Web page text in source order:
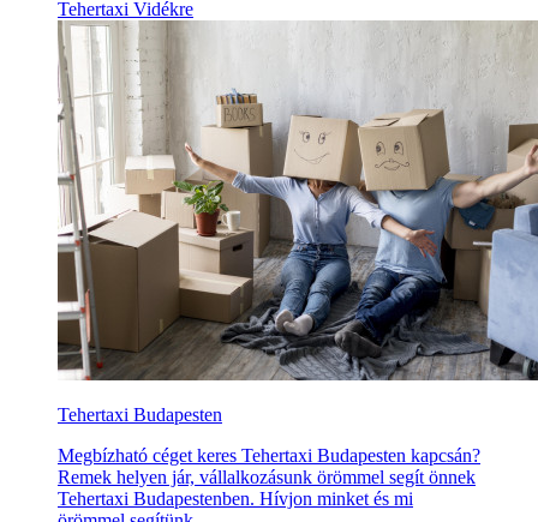
Tehertaxi Vidékre
Tehertaxi Budapesten
Megbízható céget keres Tehertaxi Budapesten kapcsán?
Remek helyen jár, vállalkozásunk örömmel segít önnek
Tehertaxi Budapestenben. Hívjon minket és mi